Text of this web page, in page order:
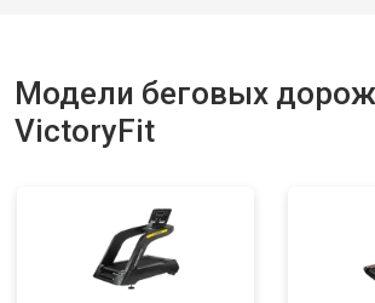
Модели беговых
VictoryFit